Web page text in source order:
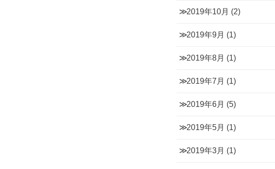
2019年10月 (2)
2019年9月 (1)
2019年8月 (1)
2019年7月 (1)
2019年6月 (5)
2019年5月 (1)
2019年3月 (1)